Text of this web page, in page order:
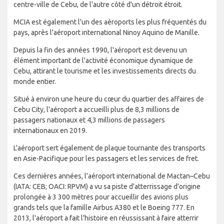
centre-ville de Cebu, de l'autre côté d'un détroit étroit.
MCIA est également l'un des aéroports les plus fréquentés du
pays, après l'aéroport international Ninoy Aquino de Manille.
Depuis la fin des années 1990, l'aéroport est devenu un
élément important de l'activité économique dynamique de
Cebu, attirant le tourisme et les investissements directs du
monde entier.
Situé à environ une heure du cœur du quartier des affaires de
Cebu City, l'aéroport a accueilli plus de 8,3 millions de
passagers nationaux et 4,3 millions de passagers
internationaux en 2019.
L'aéroport sert également de plaque tournante des transports
en Asie-Pacifique pour les passagers et les services de fret.
Ces dernières années, l'aéroport international de Mactan–Cebu
(IATA: CEB; OACI: RPVM) a vu sa piste d'atterrissage d'origine
prolongée à 3 300 mètres pour accueillir des avions plus
grands tels que la famille Airbus A380 et le Boeing 777. En
2013, l'aéroport a fait l'histoire en réussissant à faire atterrir